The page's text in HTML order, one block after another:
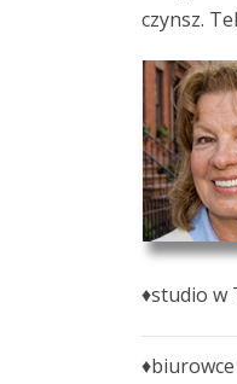
czynsz.
♦studio w